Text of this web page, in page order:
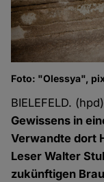
Foto: "Olessya",
BIELEFELD. (hpd)
Gewissens in
Verwandte dort
Leser Walter
zukünftigen